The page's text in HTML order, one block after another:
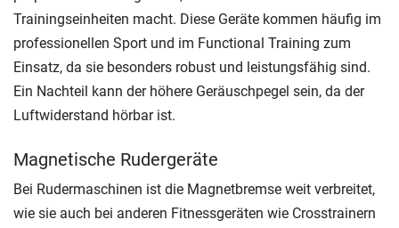
Trainingseinheiten macht. Diese Geräte kommen häufig im
professionellen Sport und im Functional Training zum
Einsatz, da sie besonders robust und leistungsfähig sind.
Ein Nachteil kann der höhere Geräuschpegel sein, da der
Luftwiderstand hörbar ist.
Magnetische Rudergeräte
Bei Rudermaschinen ist die Magnetbremse weit verbreitet,
wie sie auch bei anderen Fitnessgeräten wie Crosstrainern